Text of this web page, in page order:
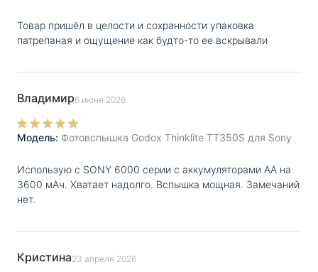
Товар пришёл в целости и сохранности упаковка
патрепаная и ощущение как будто-то ее вскрывали
Владимир6 июня 2026
Модель: Фотовспышка Godox Thinklite TT350S для Sony
Использую с SONY 6000 серии с аккумуляторами AA на
3600 мАч. Хватает надолго. Вспышка мощная. Замечаний
нет.
Кристина23 апреля 2026